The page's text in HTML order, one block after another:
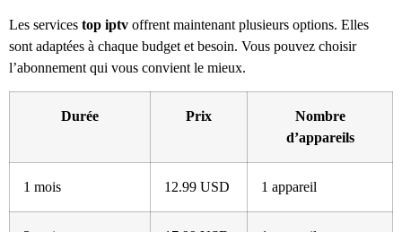
Les services top iptv offrent maintenant plusieurs options. Elles
sont adaptées à chaque budget et besoin. Vous pouvez choisir
l’abonnement qui vous convient le mieux.
Durée Prix
Nombre
d’appareils
1 mois 12.99 USD 1 appareil